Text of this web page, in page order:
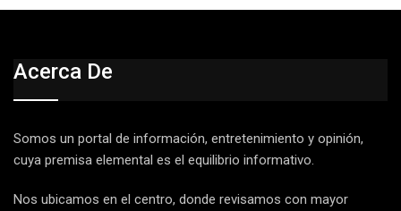
Acerca De
Somos un portal de información, entretenimiento y opinión,
cuya premisa elemental es el equilibrio informativo.
Nos ubicamos en el centro, donde revisamos con mayor